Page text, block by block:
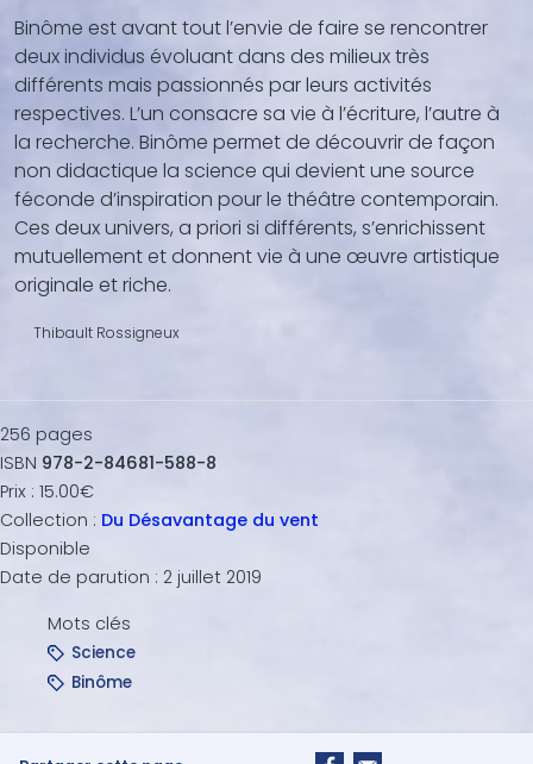
Binôme est avant tout l’envie de faire se rencontrer
deux individus évoluant dans des milieux très
différents mais passionnés par leurs activités
respectives. L’un consacre sa vie à l’écriture, l’autre à
la recherche. Binôme permet de découvrir de façon
non didactique la science qui devient une source
féconde d’inspiration pour le théâtre contemporain.
Ces deux univers, a priori si différents, s’enrichissent
mutuellement et donnent vie à une œuvre artistique
originale et riche.
Thibault Rossigneux
256 pages
ISBN 978-2-84681-588-8
Prix : 15.00€
Collection : Du Désavantage du vent
Disponible
Date de parution : 2 juillet 2019
Mots clés
Science
Binôme